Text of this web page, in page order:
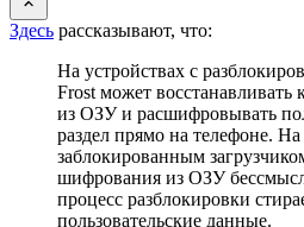
Здесь рассказывают, что:
На устройствах с
Frost может
из ОЗУ и расшифровывать
раздел прямо на телефоне. На
заблокированным
шифрования из ОЗУ
процесс разблокировки
пользовательские данные.